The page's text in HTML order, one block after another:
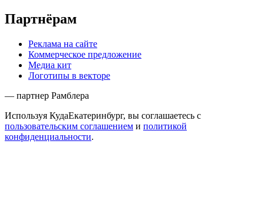
Партнёрам
Реклама на сайте
Коммерческое предложение
Медиа кит
Логотипы в векторе
— партнер Рамблера
Используя КудаЕкатеринбург, вы соглашаетесь с
пользовательским соглашением и политикой
конфиденциальности.